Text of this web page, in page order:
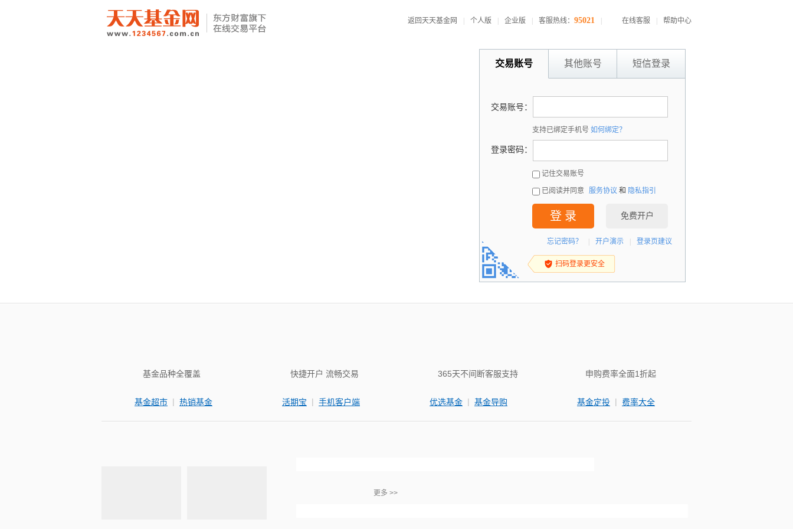
返回天天基金网 个人版 企业版 客服热线： 95021 在线客服 帮助中心
交易账号 其他账号 短信登录
交易账号：
支持已绑定手机号 如何绑定？
登录密码：
记住交易账号
已阅读并同意 服务协议 和 隐私指引
登 录 免费开户
忘记密码？ 开户演示 登录页建议
扫码登录更安全
基金品种全覆盖
基金超市 | 热销基金
快捷开户 流畅交易
活期宝 | 手机客户端
365天不间断客服支持
优选基金 | 基金导购
申购费率全面1折起
基金定投 | 费率大全
更多 >>